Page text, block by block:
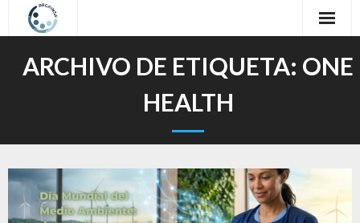
Contacto
ARCHIVO DE ETIQUETA: ONE
HEALTH